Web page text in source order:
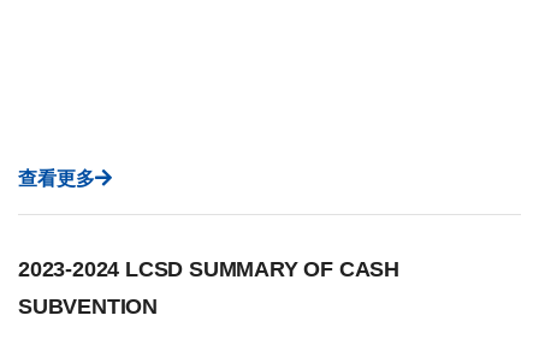
查看更多
2023-2024 LCSD SUMMARY OF CASH
SUBVENTION